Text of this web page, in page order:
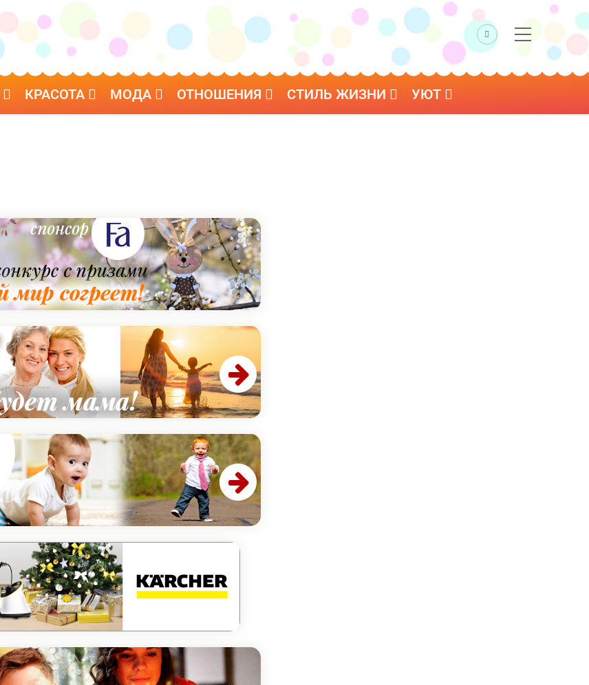
КРАСОТА МОДА ОТНОШЕНИЯ СТИЛЬ ЖИЗНИ УЮТ